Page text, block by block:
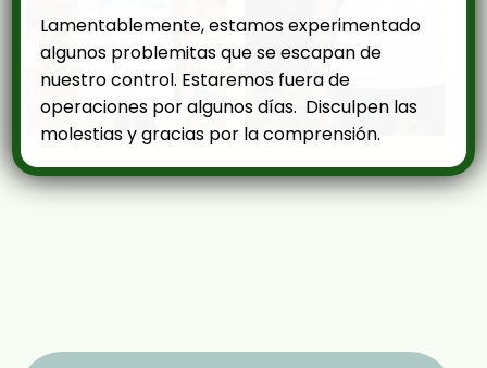
Lamentablemente, estamos experimentado
algunos problemitas que se escapan de
nuestro control. Estaremos fuera de
operaciones por algunos días. Disculpen las
molestias y gracias por la comprensión.